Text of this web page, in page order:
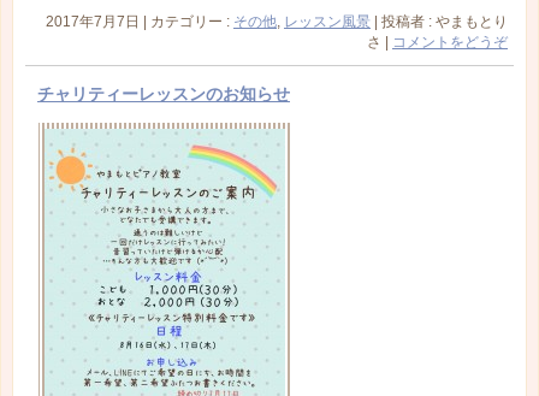
2017年7月7日 カテゴリー : その他, レッスン風景
投稿者 : やまもとり
さ
コメントをどうぞ
チャリティーレッスンのお知らせ